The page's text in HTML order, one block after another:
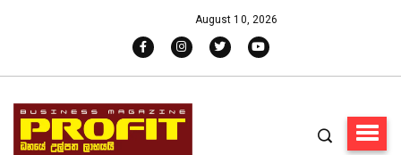
August 10, 2026